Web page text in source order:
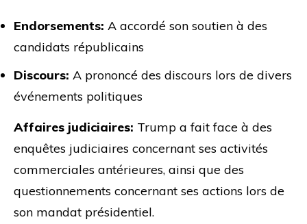
Endorsements: A accordé son soutien à des
candidats républicains
Discours: A prononcé des discours lors de divers
événements politiques
Affaires judiciaires: Trump a fait face à des
enquêtes judiciaires concernant ses activités
commerciales antérieures, ainsi que des
questionnements concernant ses actions lors de
son mandat présidentiel.